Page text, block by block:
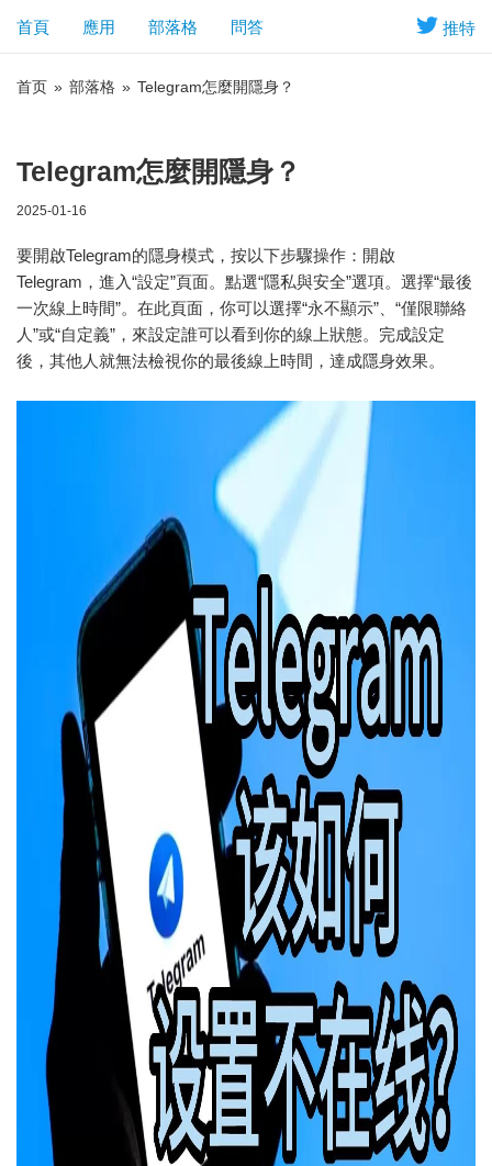
推特
首頁 應用 部落格 問答
首页 » 部落格 » Telegram怎麼開隱身？
Telegram怎麼開隱身？
2025-01-16
要開啟Telegram的隱身模式，按以下步驟操作：開啟
Telegram，進入“設定”頁面。點選“隱私與安全”選項。選擇“最後
一次線上時間”。在此頁面，你可以選擇“永不顯示”、“僅限聯絡
人”或“自定義”，來設定誰可以看到你的線上狀態。完成設定
後，其他人就無法檢視你的最後線上時間，達成隱身效果。